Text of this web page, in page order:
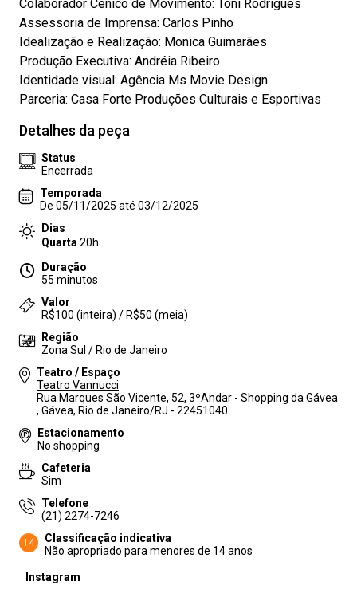
Colaborador Cênico de Movimento: Toni Rodrigues
Assessoria de Imprensa: Carlos Pinho
Idealização e Realização: Monica Guimarães
Produção Executiva: Andréia Ribeiro
Identidade visual: Agência Ms Movie Design
Parceria: Casa Forte Produções Culturais e Esportivas
Detalhes da peça
Status
Encerrada
Temporada
De 05/11/2025 até 03/12/2025
Dias
Quarta 20h
Duração
55 minutos
Valor
R$100 (inteira) / R$50 (meia)
Região
Zona Sul / Rio de Janeiro
Teatro / Espaço
Teatro Vannucci
Rua Marques São Vicente, 52, 3ºAndar - Shopping da Gávea
, Gávea, Rio de Janeiro/RJ - 22451040
Estacionamento
No shopping
Cafeteria
Sim
Telefone
(21) 2274-7246
14
Classificação indicativa
Não apropriado para menores de 14 anos
Instagram